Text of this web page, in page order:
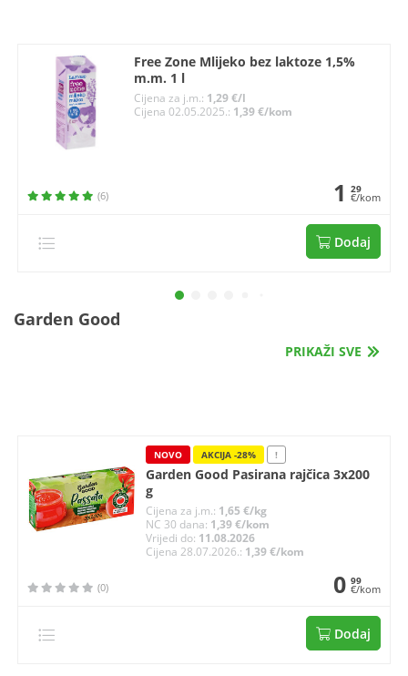
Free Zone Mlijeko bez laktoze 1,5%
m.m. 1 l
Cijena za j.m.: 1,29 €/l
Cijena 02.05.2025.: 1,39 €/kom
(6) 1 29
€/kom
Dodaj
Garden Good
PRIKAŽI SVE
NOVO AKCIJA -28% !
Garden Good Pasirana rajčica 3x200
g
Cijena za j.m.: 1,65 €/kg
NC 30 dana: 1,39 €/kom
Vrijedi do: 11.08.2026
Cijena 28.07.2026.: 1,39 €/kom
(0) 0 99
€/kom
Dodaj